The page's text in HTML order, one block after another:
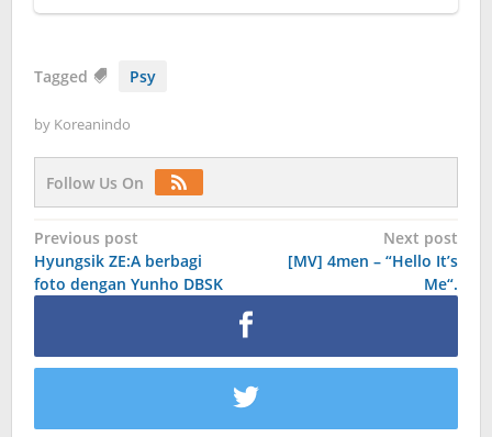
Tagged Psy
by Koreanindo
Follow Us On
Post
navigation
Previous post
Hyungsik ZE:A berbagi
foto dengan Yunho DBSK
Next post
[MV] 4men – “Hello It’s
Me“.